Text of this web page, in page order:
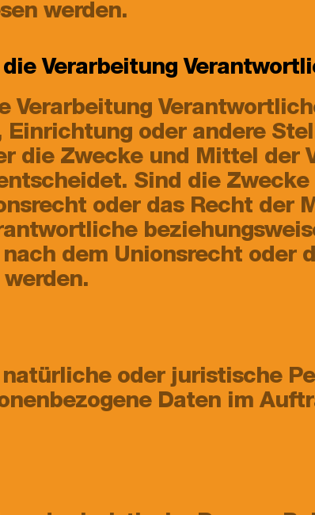
werden.
Verarbeitung
Verarbeitung
Einrichtung oder andere
die Zwecke und Mittel der
Sind die
oder das Recht der
dem Unionsrecht oder
oder juristische
Daten im